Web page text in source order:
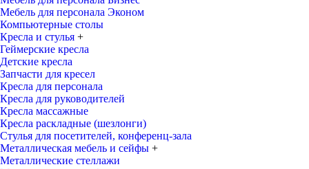
Мебель для персонала Эконом
Компьютерные столы
Кресла и стулья +
Геймерские кресла
Детские кресла
Запчасти для кресел
Кресла для персонала
Кресла для руководителей
Кресла массажные
Кресла раскладные (шезлонги)
Стулья для посетителей, конференц-зала
Металлическая мебель и сейфы +
Металлические стеллажи